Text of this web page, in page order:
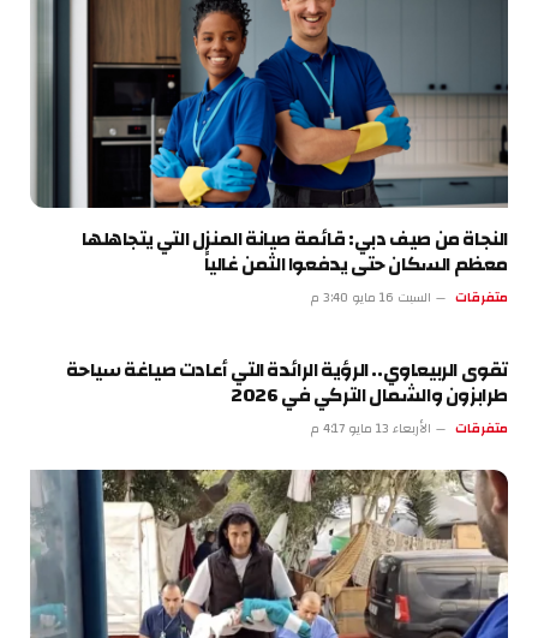
النجاة من صيف دبي: قائمة صيانة المنزل التي يتجاهلها
معظم السكان حتى يدفعوا الثمن غالياً
متفرقات السبت 16 مايو 3:40 م
تقوى الربيعاوي.. الرؤية الرائدة التي أعادت صياغة سياحة
طرابزون والشمال التركي في 2026
متفرقات الأربعاء 13 مايو 4:17 م